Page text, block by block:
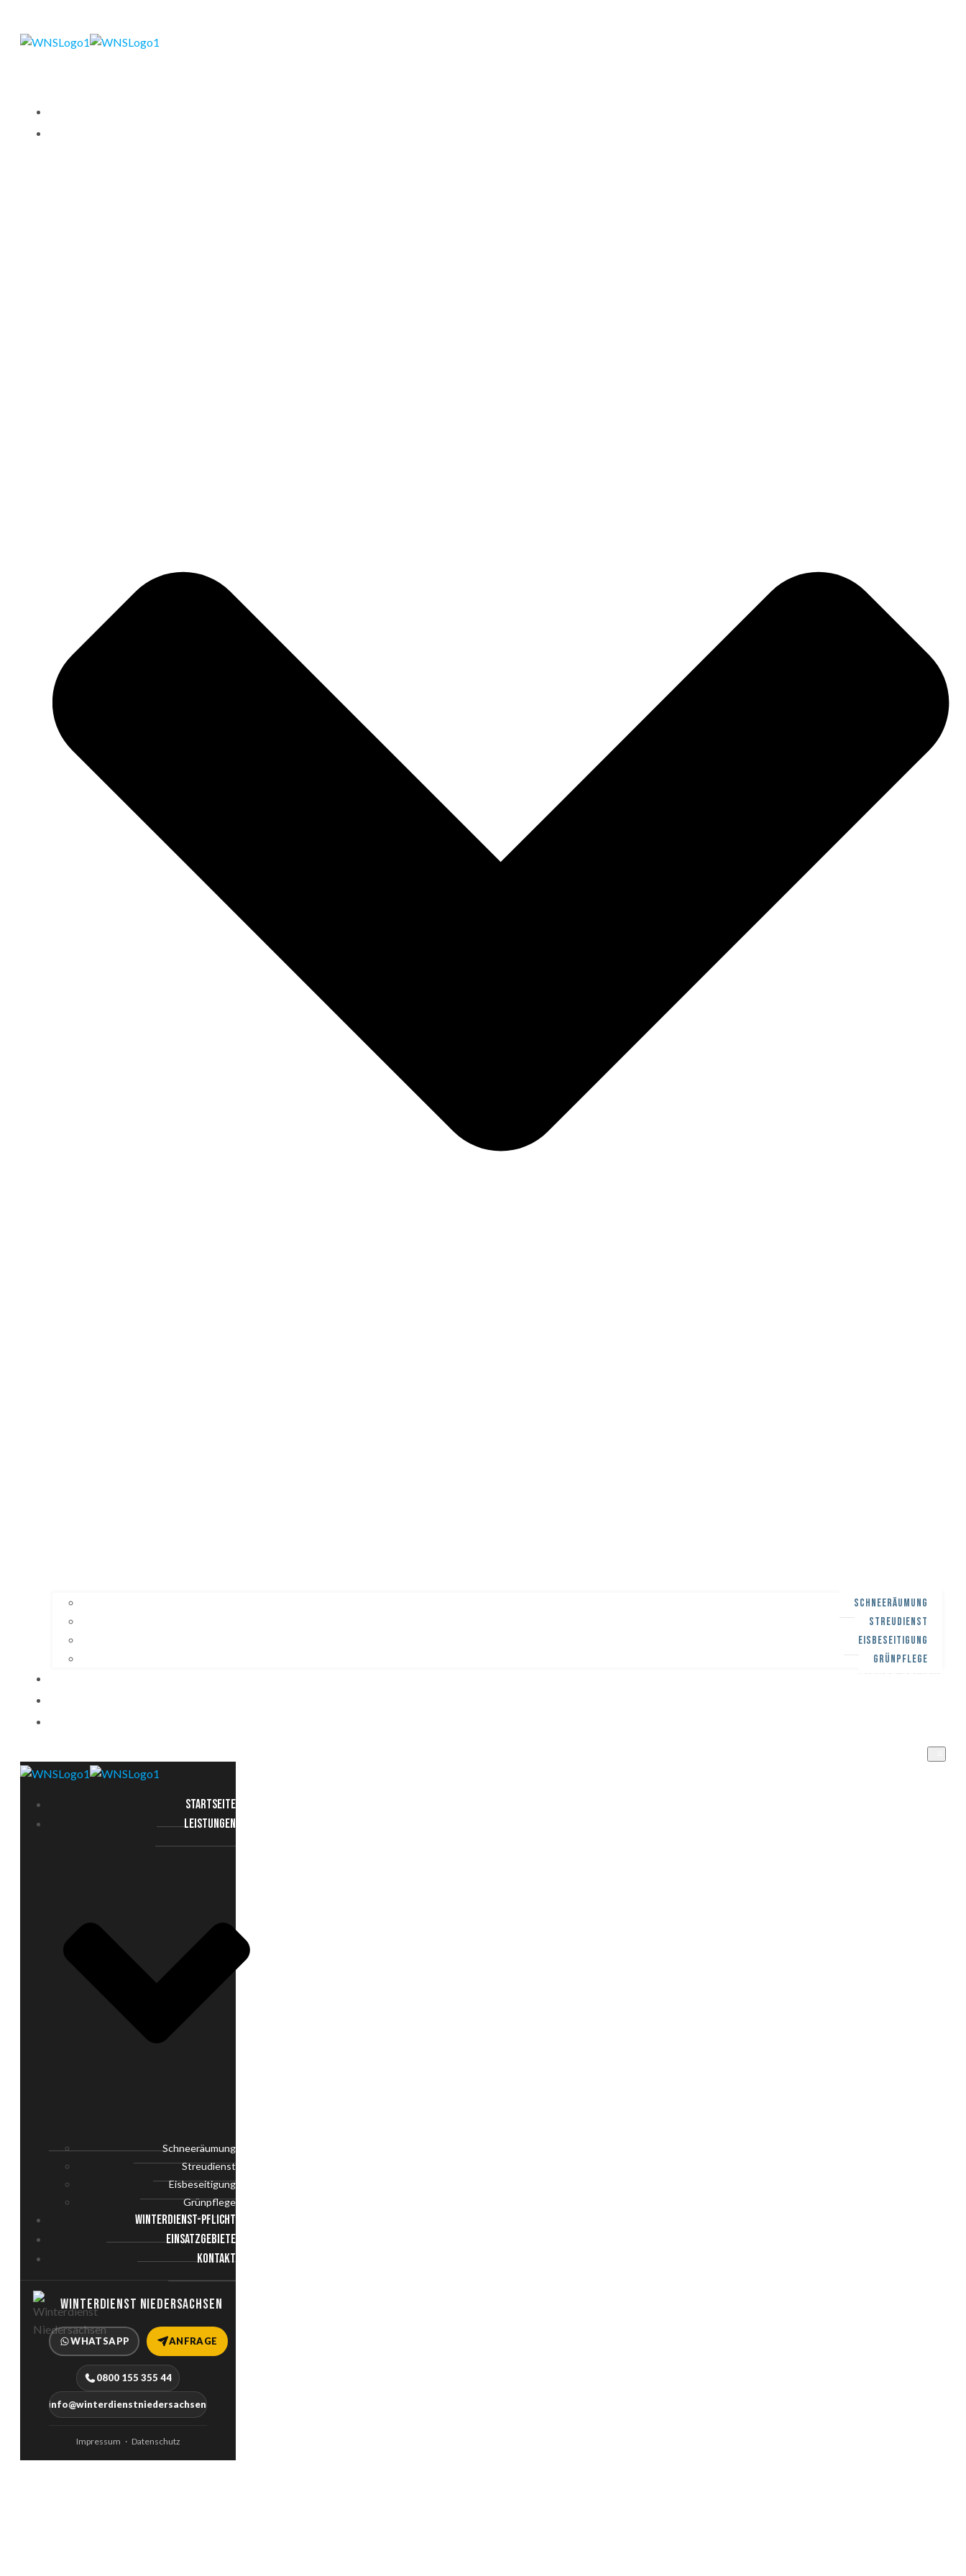
SCHNEERÄUMUNG
STREUDIENST
EISBESEITIGUNG
GRÜNPFLEGE
WINTERDIENST-PFLICHT
STARTSEITE
LEISTUNGEN
Schneeräumung
Streudienst
Eisbeseitigung
Grünpflege
WINTERDIENST-PFLICHT
EINSATZGEBIETE
KONTAKT
WINTERDIENST NIEDERSACHSEN
WHATSAPP ANFRAGE
0800 155 355 44
info@winterdienstniedersachsen.de
Impressum · Datenschutz